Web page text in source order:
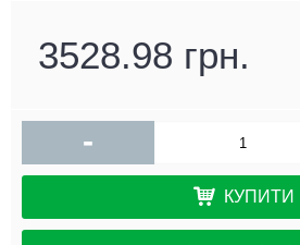
3528.98 грн.
-
КУПИТИ